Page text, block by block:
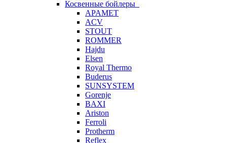
Косвенные бойлеры
APAMET
ACV
STOUT
ROMMER
Hajdu
Elsen
Royal Thermo
Buderus
SUNSYSTEM
Gorenje
BAXI
Ariston
Ferroli
Protherm
Reflex